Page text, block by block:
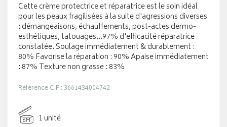
Cette crème protectrice et réparatrice est le soin idéal
pour les peaux fragilisées à la suite d'agressions diverses
: démangeaisons, échauffements, post-actes dermo-
esthétiques, tatouages...97% d'efficacité réparatrice
constatée. Soulage immédiatement & durablement :
80% Favorise la réparation : 90% Apaise immédiatement
: 87% Texture non grasse : 83%
Référence CIP : 3661434004742
6M
1 unité